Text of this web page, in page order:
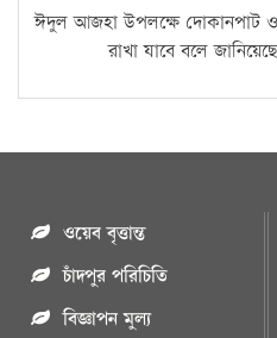
ঈদুল আজহা উপলক্ষে দোকানপাট ও
রাখা যাবে বলে
ওয়েব বৃত্তান্ত
চাঁদপুর পরিচিতি
বিজ্ঞাপন মুল্য